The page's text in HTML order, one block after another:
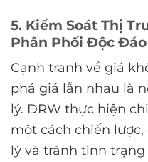
5. Kiểm Soát Thị
Phân Phối Độc Đáo
Cạnh tranh về giá
phá giá lẫn nhau là
lý. DRW thực hiện
một cách chiến
lý và tránh tình